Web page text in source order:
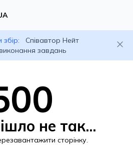
Співавтор Нейт
завдань
не так...
сторінку.